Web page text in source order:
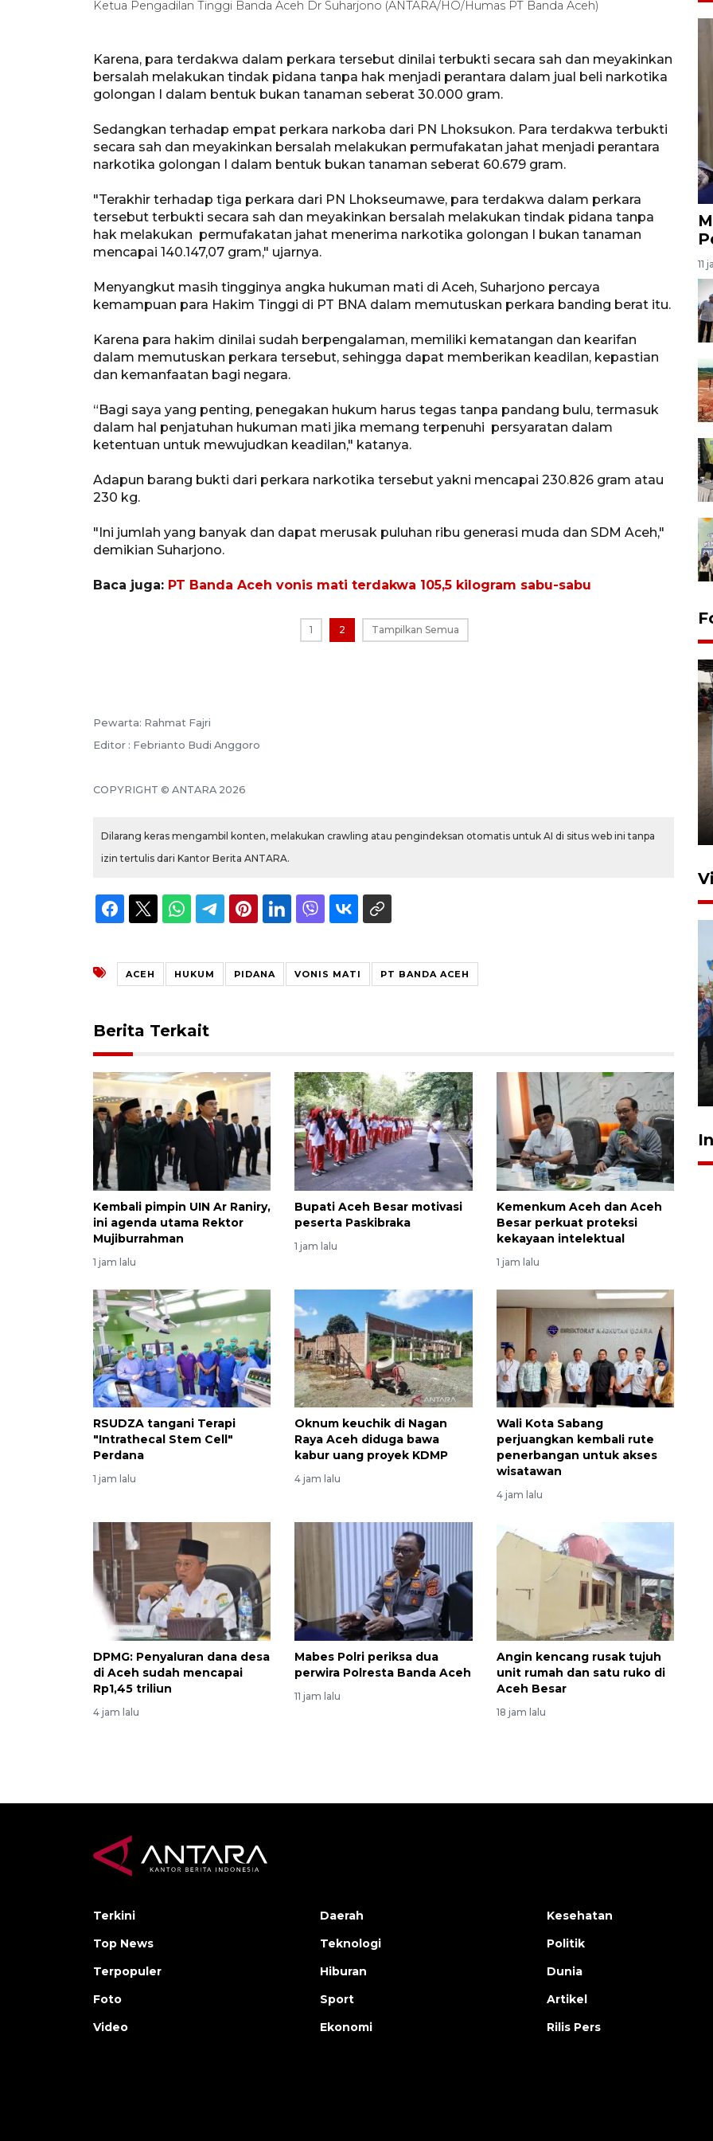
Ketua Pengadilan Tinggi Banda Aceh Dr Suharjono (ANTARA/HO/Humas PT Banda Aceh)
Karena, para terdakwa dalam perkara tersebut dinilai terbukti secara sah dan meyakinkan
bersalah melakukan tindak pidana tanpa hak menjadi perantara dalam jual beli narkotika
golongan I dalam bentuk bukan tanaman seberat 30.000 gram.
Sedangkan terhadap empat perkara narkoba dari PN Lhoksukon. Para terdakwa terbukti
secara sah dan meyakinkan bersalah melakukan permufakatan jahat menjadi perantara
narkotika golongan I dalam bentuk bukan tanaman seberat 60.679 gram.
"Terakhir terhadap tiga perkara dari PN Lhokseumawe, para terdakwa dalam perkara
tersebut terbukti secara sah dan meyakinkan bersalah melakukan tindak pidana tanpa
hak melakukan permufakatan jahat menerima narkotika golongan I bukan tanaman
mencapai 140.147,07 gram," ujarnya.
Menyangkut masih tingginya angka hukuman mati di Aceh, Suharjono percaya
kemampuan para Hakim Tinggi di PT BNA dalam memutuskan perkara banding berat itu.
Karena para hakim dinilai sudah berpengalaman, memiliki kematangan dan kearifan
dalam memutuskan perkara tersebut, sehingga dapat memberikan keadilan, kepastian
dan kemanfaatan bagi negara.
“Bagi saya yang penting, penegakan hukum harus tegas tanpa pandang bulu, termasuk
dalam hal penjatuhan hukuman mati jika memang terpenuhi persyaratan dalam
ketentuan untuk mewujudkan keadilan," katanya.
Adapun barang bukti dari perkara narkotika tersebut yakni mencapai 230.826 gram atau
230 kg.
"Ini jumlah yang banyak dan dapat merusak puluhan ribu generasi muda dan SDM Aceh,"
demikian Suharjono.
Baca juga: PT Banda Aceh vonis mati terdakwa 105,5 kilogram sabu-sabu
1 2 Tampilkan Semua
Pewarta: Rahmat Fajri
Editor : Febrianto Budi Anggoro
COPYRIGHT © ANTARA 2026
Dilarang keras mengambil konten, melakukan crawling atau pengindeksan otomatis untuk AI di situs web ini tanpa
izin tertulis dari Kantor Berita ANTARA.
ACEH HUKUM PIDANA VONIS MATI PT BANDA ACEH
Berita Terkait
Kembali pimpin UIN Ar Raniry,
ini agenda utama Rektor
Mujiburrahman
1 jam lalu
Bupati Aceh Besar motivasi
peserta Paskibraka
1 jam lalu
Kemenkum Aceh dan Aceh
Besar perkuat proteksi
kekayaan intelektual
1 jam lalu
RSUDZA tangani Terapi
"Intrathecal Stem Cell"
Perdana
1 jam lalu
Oknum keuchik di Nagan
Raya Aceh diduga bawa
kabur uang proyek KDMP
4 jam lalu
Wali Kota Sabang
perjuangkan kembali rute
penerbangan untuk akses
wisatawan
4 jam lalu
DPMG: Penyaluran dana desa
di Aceh sudah mencapai
Rp1,45 triliun
4 jam lalu
Mabes Polri periksa dua
perwira Polresta Banda Aceh
11 jam lalu
Angin kencang rusak tujuh
unit rumah dan satu ruko di
Aceh Besar
18 jam lalu
11
31 Juli 2026 20:28
Ekspedisi Rupiah Berdaulat
2026 sambangi Papua
2026-08-06 13:15:00
Terkini
Top News
Terpopuler
Foto
Video
Daerah
Teknologi
Hiburan
Sport
Ekonomi
Kesehatan
Politik
Dunia
Artikel
Rilis Pers